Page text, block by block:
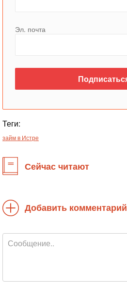
Эл. почта
Теги:
займ в Истре
Сейчас читают
Добавить комментарий